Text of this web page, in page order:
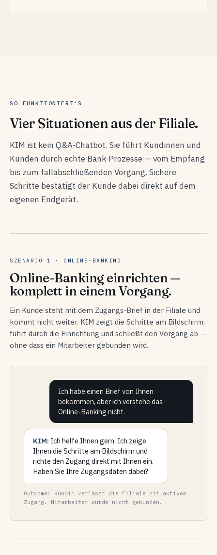
SO FUNKTIONIERT'S
Vier Situationen aus der Filiale.
KIM ist kein Q&A-Chatbot. Sie führt Kundinnen und
Kunden durch echte Bank-Prozesse — vom Empfang
bis zum fallabschließenden Vorgang. Sichere
Schritte bestätigt der Kunde dabei direkt auf dem
eigenen Endgerät.
SZENARIO 1 · ONLINE-BANKING
Online-Banking einrichten —
komplett in einem Vorgang.
Ein Kunde steht mit dem Zugangs-Brief in der Filiale und
kommt nicht weiter. KIM zeigt die Schritte am Bildschirm,
führt durch die Einrichtung und schließt den Vorgang ab —
ohne dass ein Mitarbeiter gebunden wird.
Ich habe einen Brief von Ihnen
bekommen, aber ich verstehe das
Online-Banking nicht.
KIM: Ich helfe Ihnen gern. Ich zeige
Ihnen die Schritte am Bildschirm und
richte den Zugang direkt mit Ihnen ein.
Haben Sie Ihre Zugangsdaten dabei?
Outcome: Kundin verlässt die Filiale mit aktivem
Zugang. Mitarbeiter wurde nicht gebunden.